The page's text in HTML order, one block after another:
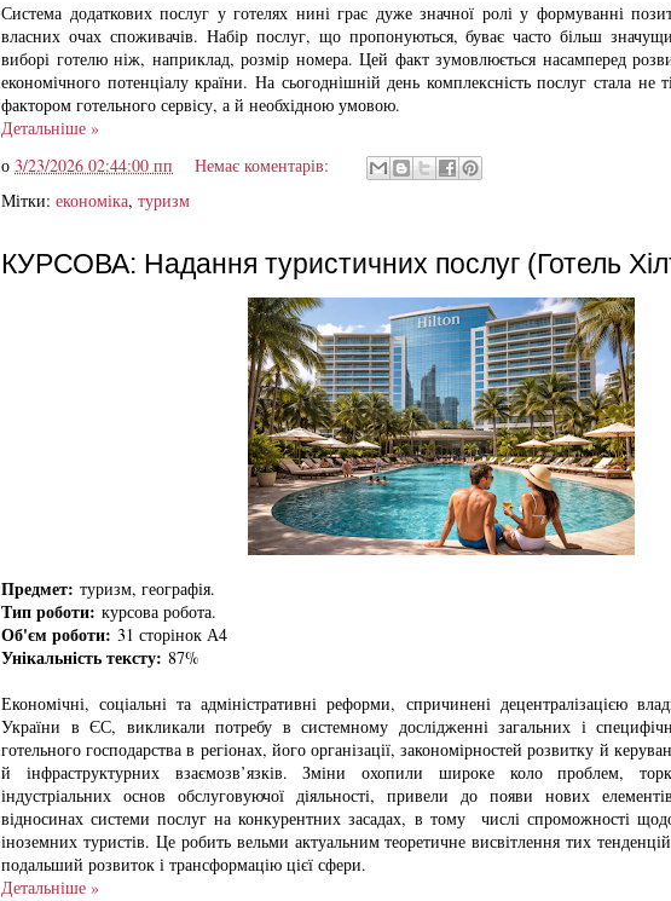
Система додаткових послуг у готелях нині грає дуже значної ролі у формуванні
власних очах споживачів. Набір послуг, що пропонуються, буває часто більш
виборі готелю ніж, наприклад, розмір номера. Цей факт зумовлюється насамперед
економічного потенціалу країни. На сьогоднішній день комплексність послуг стала не
фактором готельного сервісу, а й необхідною умовою.
Детальніше »
о 3/23/2026 02:44:00 пп
Немає коментарів:
Мітки: економіка, туризм
КУРСОВА: Надання туристичних послуг (Готель
Предмет: туризм, географія.
Тип роботи: курсова робота.
Об'єм роботи: 31 сторінок А4
Унікальність тексту: 87%
Економічні, соціальні та адміністративні реформи, спричинені децентралізацією
України в ЄС, викликали потребу в системному дослідженні загальних і
готельного господарства в регіонах, його організації, закономірностей розвитку й
й інфраструктурних взаємозв’язків. Зміни охопили широке коло проблем,
індустріальних основ обслуговуючої діяльності, привели до появи нових
відносинах системи послуг на конкурентних засадах, в тому числі спроможності
іноземних туристів. Це робить вельми актуальним теоретичне висвітлення тих
подальший розвиток і трансформацію цієї сфери.
Детальніше »